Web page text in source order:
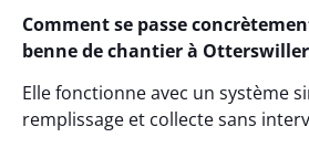
Comment se passe
benne de chantier à
Elle fonctionne avec un système
remplissage et collecte sans